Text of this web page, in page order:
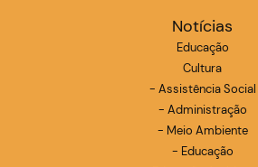
Notícias
Educação
Cultura
- Assistência Social
- Administração
- Meio Ambiente
- Educação